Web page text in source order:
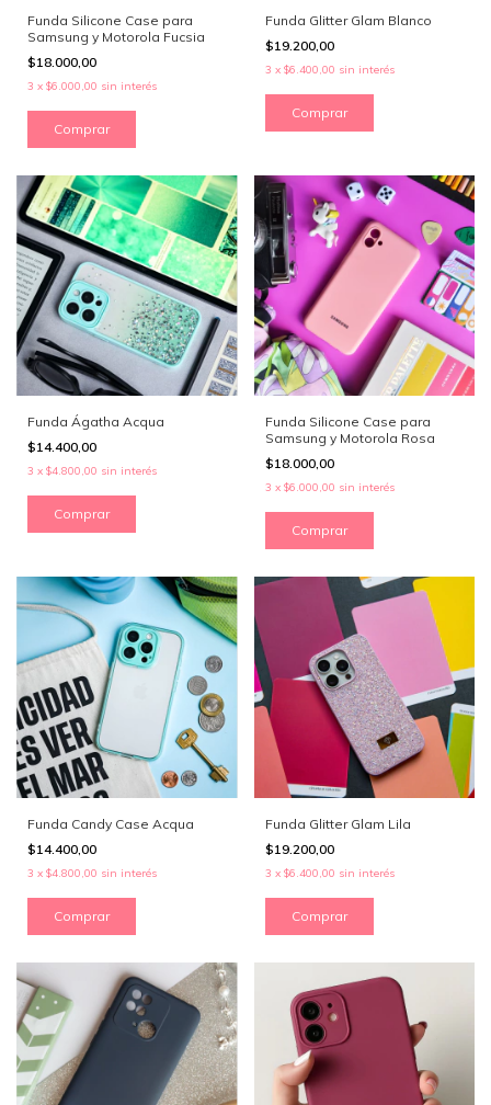
Funda Silicone Case para
Samsung y Motorola Fucsia
$18.000,00
3 x $6.000,00 sin interés
Comprar
Funda Glitter Glam Blanco
$19.200,00
3 x $6.400,00 sin interés
Comprar
Funda Ágatha Acqua
$14.400,00
3 x $4.800,00 sin interés
Comprar
Funda Silicone Case para
Samsung y Motorola Rosa
$18.000,00
3 x $6.000,00 sin interés
Comprar
Funda Candy Case Acqua
$14.400,00
3 x $4.800,00 sin interés
Comprar
Funda Glitter Glam Lila
$19.200,00
3 x $6.400,00 sin interés
Comprar